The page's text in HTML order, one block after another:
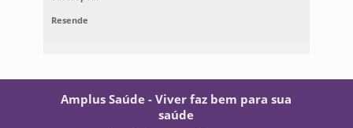
Resende
Amplus Saúde - Viver faz bem para sua
saúde